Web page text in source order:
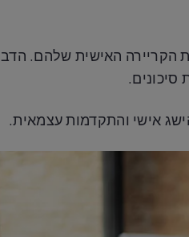
הקריירה האישית שלהם.
אישי והתקדמות עצמאית.